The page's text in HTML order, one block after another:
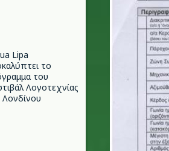
Lipa
το
του
Λογοτεχνίας
Λονδίνου